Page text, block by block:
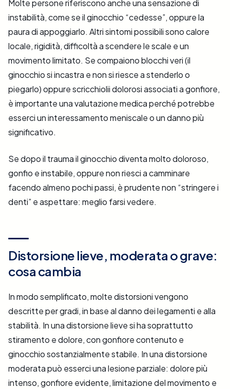
Molte persone riferiscono anche una sensazione di
instabilità, come se il ginocchio “cedesse”, oppure la
paura di appoggiarlo. Altri sintomi possibili sono calore
locale, rigidità, difficoltà a scendere le scale e un
movimento limitato. Se compaiono blocchi veri (il
ginocchio si incastra e non si riesce a stenderlo o
piegarlo) oppure scricchiolii dolorosi associati a gonfiore,
è importante una valutazione medica perché potrebbe
esserci un interessamento meniscale o un danno più
significativo.
Se dopo il trauma il ginocchio diventa molto doloroso,
gonfio e instabile, oppure non riesci a camminare
facendo almeno pochi passi, è prudente non “stringere i
denti” e aspettare: meglio farsi vedere.
Distorsione lieve, moderata o grave:
cosa cambia
In modo semplificato, molte distorsioni vengono
descritte per gradi, in base al danno dei legamenti e alla
stabilità. In una distorsione lieve si ha soprattutto
stiramento e dolore, con gonfiore contenuto e
ginocchio sostanzialmente stabile. In una distorsione
moderata può esserci una lesione parziale: dolore più
intenso, gonfiore evidente, limitazione del movimento e